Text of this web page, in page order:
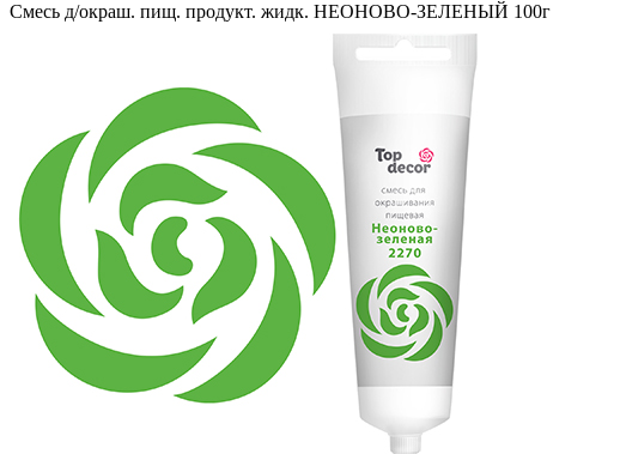
Смесь д/окраш. пищ. продукт. жидк. НЕОНОВО-ЗЕЛЕНЫЙ 100г